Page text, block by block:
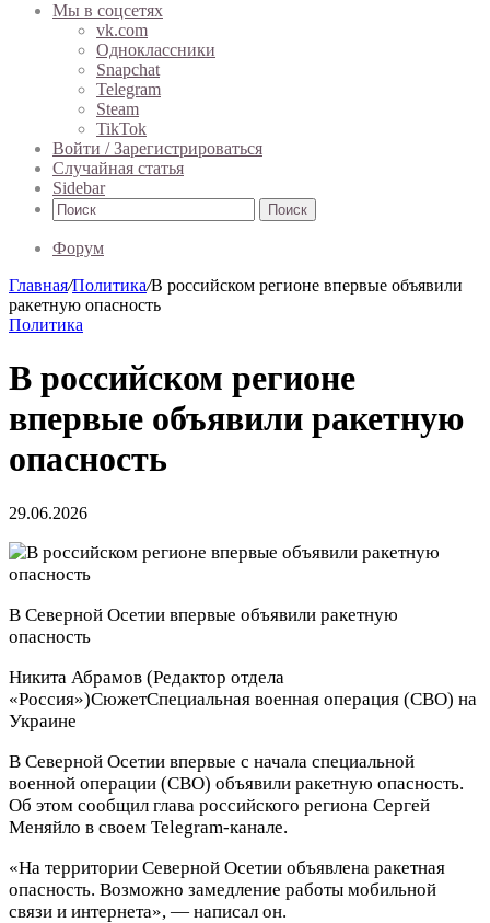
Мы в соцсетях
vk.com
Одноклассники
Snapchat
Telegram
Steam
TikTok
Войти / Зарегистрироваться
Случайная статья
Sidebar
Поиск
Форум
Главная/Политика/В российском регионе впервые объявили
ракетную опасность
Политика
В российском регионе
впервые объявили ракетную
опасность
29.06.2026
В Северной Осетии впервые объявили ракетную
опасность
Никита Абрамов (Редактор отдела
«Россия»)СюжетСпециальная военная операция (СВО) на
Украине
В Северной Осетии впервые с начала специальной
военной операции (СВО) объявили ракетную опасность.
Об этом сообщил глава российского региона Сергей
Меняйло в своем Telegram-канале.
«На территории Северной Осетии объявлена ракетная
опасность. Возможно замедление работы мобильной
связи и интернета», — написал он.